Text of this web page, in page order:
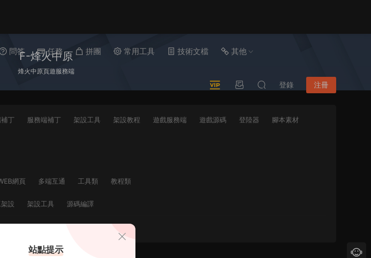
問答 任務 拼團 常用工具 技術文檔 其他
登錄 注冊
F-烽火中原
烽火中原頁遊服務端
丁 服務端補丁 架設工具 架設教程 遊戲服務端 遊戲源碼 登陸器
腳本素材
網頁 多端互通 工具類 教程類
設 架設工具 源碼編譯
站點提示